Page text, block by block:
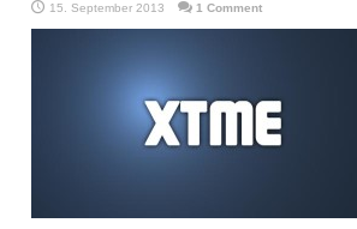
15. September 2013 1 Comment